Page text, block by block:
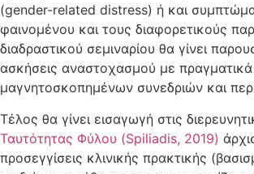
(gender-related distress) ή και
φαινομένου και τους διαφορετικούς
διαδραστικού σεμιναρίου θα γίνει
ασκήσεις αναστοχασμού με πραγματικά
μαγνητοσκοπημένων συνεδριών και
Τέλος θα γίνει εισαγωγή στις
Ταυτότητας Φύλου (Spiliadis, 2019)
προσεγγίσεις κλινικής πρακτικής